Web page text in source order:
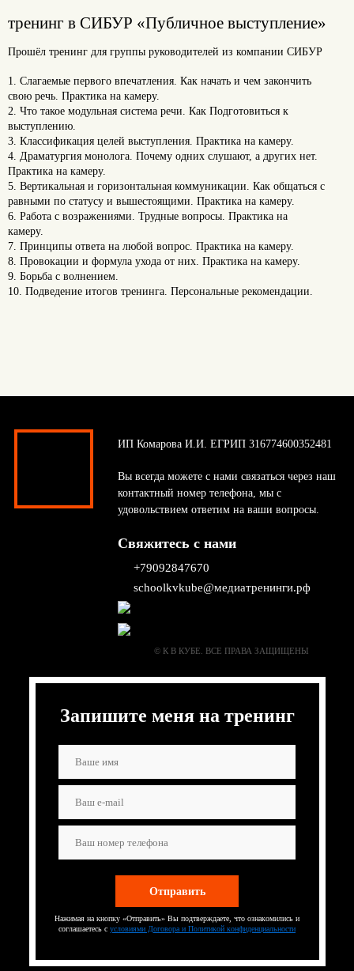
тренинг в СИБУР «Публичное выступление»
Прошёл тренинг для группы руководителей из компании СИБУР
1. Слагаемые первого впечатления. Как начать и чем закончить
свою речь. Практика на камеру.
2. Что такое модульная система речи. Как Подготовиться к
выступлению.
3. Классификация целей выступления. Практика на камеру.
4. Драматургия монолога. Почему одних слушают, а других нет.
Практика на камеру.
5. Вертикальная и горизонтальная коммуникации. Как общаться с
равными по статусу и вышестоящими. Практика на камеру.
6. Работа с возражениями. Трудные вопросы. Практика на
камеру.
7. Принципы ответа на любой вопрос. Практика на камеру.
8. Провокации и формула ухода от них. Практика на камеру.
9. Борьба с волнением.
10. Подведение итогов тренинга. Персональные рекомендации.
ИП Комарова И.И. ЕГРИП 316774600352481
Вы всегда можете с нами связаться через наш
контактный номер телефона, мы с
удовольствием ответим на ваши вопросы.
Свяжитесь с нами
+79092847670
schoolkvkube@медиатренинги.рф
© К В КУБЕ. ВСЕ ПРАВА ЗАЩИЩЕНЫ
Запишите меня на тренинг
Нажимая на кнопку «Отправить» Вы подтверждаете, что ознакомились и
соглашаетесь с условиями Договора и Политикой конфиденциальности